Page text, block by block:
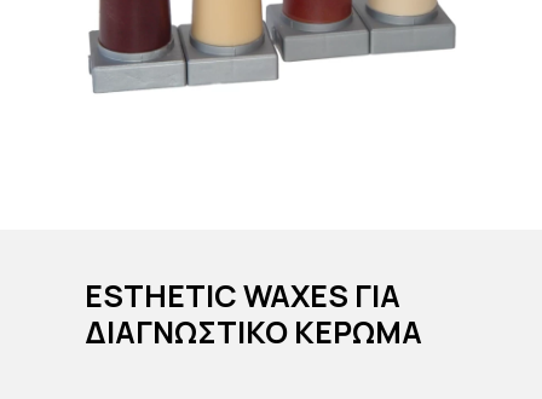
ESTHETIC WAXES ΓΙΑ
ΔΙΑΓΝΩΣΤΙΚΟ ΚΕΡΩΜΑ